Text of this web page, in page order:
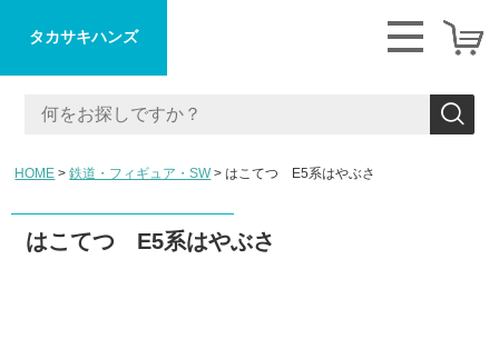
タカサキハンズ
HOME 鉄道・フィギュア・SW はこてつ E5系はやぶさ
はこてつ E5系はやぶさ